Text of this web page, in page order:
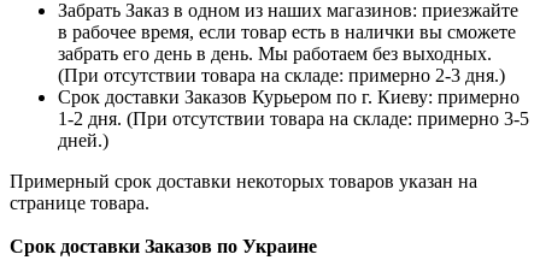
Забрать Заказ в одном из наших магазинов: приезжайте
в рабочее время, если товар есть в налички вы сможете
забрать его день в день. Мы работаем без выходных.
(При отсутствии товара на складе: примерно 2-3 дня.)
Срок доставки Заказов Курьером по г. Киеву: примерно
1-2 дня. (При отсутствии товара на складе: примерно 3-5
дней.)
Примерный срок доставки некоторых товаров указан на
странице товара.
Срок доставки Заказов по Украине